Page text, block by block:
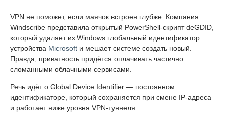
VPN не поможет, если маячок встроен глубже. Компания
Windscribe представила открытый PowerShell-скрипт deGDID,
который удаляет из Windows глобальный идентификатор
устройства Microsoft и мешает системе создать новый.
Правда, приватность придётся оплачивать частично
сломанными облачными сервисами.
Речь идёт о Global Device Identifier — постоянном
идентификаторе, который сохраняется при смене IP-адреса
и работает ниже уровня VPN-туннеля.